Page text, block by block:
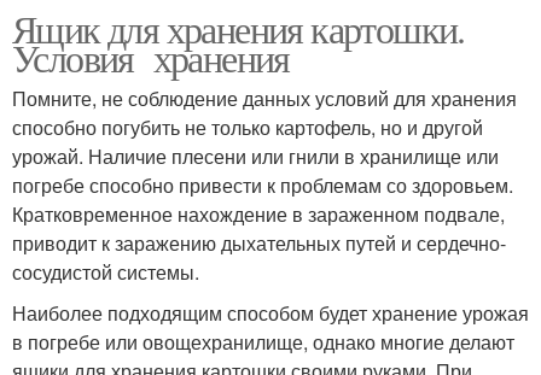
Ящик для хранения картошки.
Условия хранения
Помните, не соблюдение данных условий для хранения
способно погубить не только картофель, но и другой
урожай. Наличие плесени или гнили в хранилище или
погребе способно привести к проблемам со здоровьем.
Кратковременное нахождение в зараженном подвале,
приводит к заражению дыхательных путей и сердечно-
сосудистой системы.
Наиболее подходящим способом будет хранение урожая
в погребе или овощехранилище, однако многие делают